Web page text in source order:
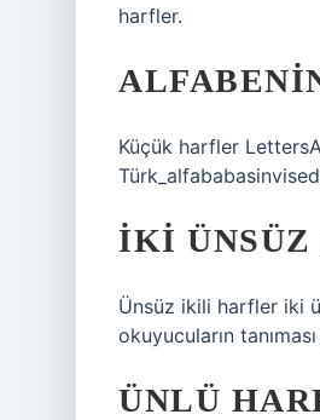
harfler.
Küçük harfler
İKI ÜNSÜZ
Ünsüz ikili harfler iki
okuyucuların
ÜNLÜ